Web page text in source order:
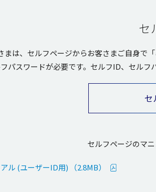
セ
は、 セルフページからお客さまご自身で
パスワードが必要です。セルフID、 セルフ
セ
セルフページのマ
ル (ユーザーID用) （2.8MB）